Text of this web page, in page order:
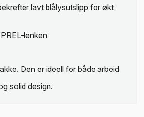
lavt blålysutslipp for økt
lenken.
Den er ideell for både arbeid,
solid design.